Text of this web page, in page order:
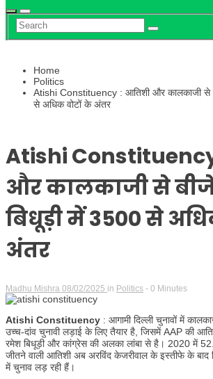
Home
Politics
Atishi Constituency : आतिशी और कालकाजी से
से अधिक वोटों के अंतर
Atishi
और कालकाजी से
बिधूड़ी में 3500 से
अंतर
Madhu Mishra 08/02/2025 in Politics - 0 Minutes
Atishi Constituency : आगामी दिल्ली चुनावों में
उच्च-दांव चुनावी लड़ाई के लिए तैयार है, जिसमें AAP की
रमेश बिधूड़ी और कांग्रेस की अलका लांबा से है। 2020 में
जीतने वाली आतिशी अब अरविंद केजरीवाल के इस्तीफे के
में चुनाव लड़ रही हैं।